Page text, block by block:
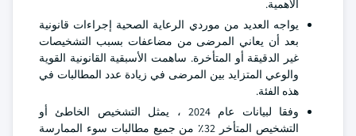
الأهمية.
يواجه العديد من موردي الرعاية الصحية إجراءات قانونية
بعد أن يعاني المرضى من مضاعفات بسبب التشخيصات
غير الدقيقة أو المتأخرة. ساهمت الأسبقية القانونية القوية
والوعي المتزايد بين المرضى في زيادة عدد المطالبات في
هذه الفئة.
وفقا لبيانات عام 2024 ، يمثل التشخيص الخاطئ أو
التشخيص المتأخر 32٪ من جميع مطالبات سوء الممارسة